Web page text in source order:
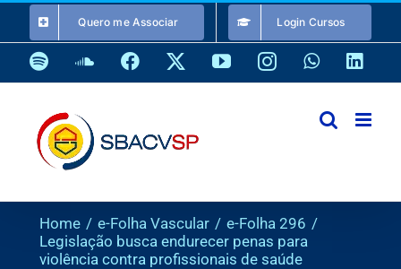
o
conteúdo
Quero me Associar Login Cursos
SpotifySoundCloud
Facebook YouTubeInstagramWhatsApp
Home e-Folha Vascular
e-Folha 296
Legislação busca endurecer penas para
violência contra profissionais de saúde